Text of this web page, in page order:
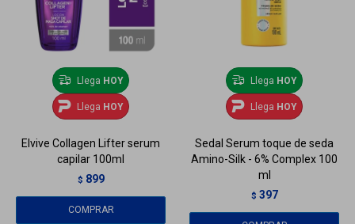
Llega HOY
Llega HOY
Elvive Collagen Lifter serum
capilar 100ml
$ 899
Llega HOY
Llega HOY
Sedal Serum toque de seda
Amino-Silk - 6% Complex 100
ml
$ 397